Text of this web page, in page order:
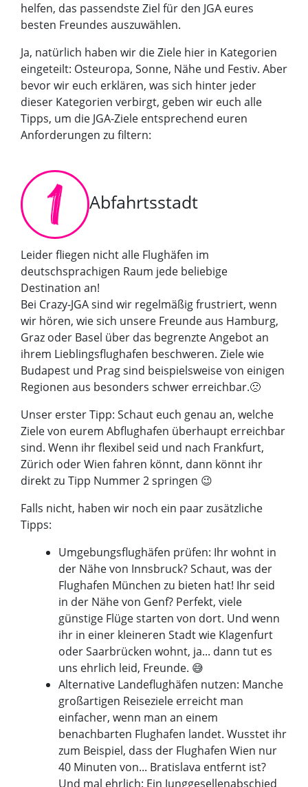
helfen, das passendste Ziel für den JGA eures
besten Freundes auszuwählen.
Ja, natürlich haben wir die Ziele hier in Kategorien
eingeteilt: Osteuropa, Sonne, Nähe und Festiv. Aber
bevor wir euch erklären, was sich hinter jeder
dieser Kategorien verbirgt, geben wir euch alle
Tipps, um die JGA-Ziele entsprechend euren
Anforderungen zu filtern:
Abfahrtsstadt
Leider fliegen nicht alle Flughäfen im
deutschsprachigen Raum jede beliebige
Destination an!
Bei Crazy-JGA sind wir regelmäßig frustriert, wenn
wir hören, wie sich unsere Freunde aus Hamburg,
Graz oder Basel über das begrenzte Angebot an
ihrem Lieblingsflughafen beschweren. Ziele wie
Budapest und Prag sind beispielsweise von einigen
Regionen aus besonders schwer erreichbar.🙁
Unser erster Tipp: Schaut euch genau an, welche
Ziele von eurem Abflughafen überhaupt erreichbar
sind. Wenn ihr flexibel seid und nach Frankfurt,
Zürich oder Wien fahren könnt, dann könnt ihr
direkt zu Tipp Nummer 2 springen 😉
Falls nicht, haben wir noch ein paar zusätzliche
Tipps:
Umgebungsflughäfen prüfen: Ihr wohnt in
der Nähe von Innsbruck? Schaut, was der
Flughafen München zu bieten hat! Ihr seid
in der Nähe von Genf? Perfekt, viele
günstige Flüge starten von dort. Und wenn
ihr in einer kleineren Stadt wie Klagenfurt
oder Saarbrücken wohnt, ja... dann tut es
uns ehrlich leid, Freunde. 😅
Alternative Landeflughäfen nutzen: Manche
großartigen Reiseziele erreicht man
einfacher, wenn man an einem
benachbarten Flughafen landet. Wusstet ihr
zum Beispiel, dass der Flughafen Wien nur
40 Minuten von... Bratislava entfernt ist?
Und mal ehrlich: Ein Junggesellenabschied